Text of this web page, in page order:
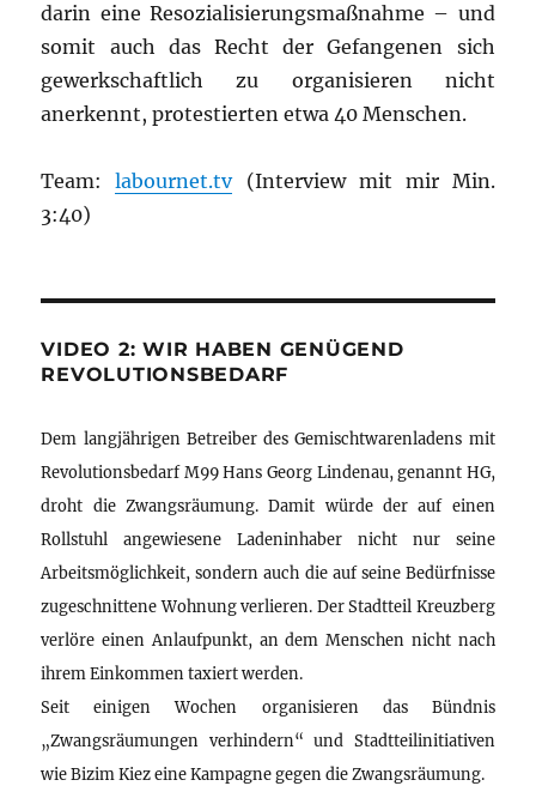
darin eine Resozialisierungsmaßnahme – und
somit auch das Recht der Gefangenen sich
gewerkschaftlich zu organisieren nicht
anerkennt, protestierten etwa 40 Menschen.
Team:labournet.tv(Interview mit mir Min.
3:40)
VIDEO 2: WIR HABEN GENÜGEND
REVOLUTIONSBEDARF
Dem langjährigen Betreiber des Gemischtwarenladens mit
Revolutionsbedarf M99 Hans Georg Lindenau, genannt HG,
droht die Zwangsräumung. Damit würde der auf einen
Rollstuhl angewiesene Ladeninhaber nicht nur seine
Arbeitsmöglichkeit, sondern auch die auf seine Bedürfnisse
zugeschnittene Wohnung verlieren. Der Stadtteil Kreuzberg
verlöre einen Anlaufpunkt, an dem Menschen nicht nach
ihrem Einkommen taxiert werden.
Seit einigen Wochen organisieren das Bündnis
„Zwangsräumungen verhindern“ und Stadtteilinitiativen
wie Bizim Kiez eine Kampagne gegen die Zwangsräumung.